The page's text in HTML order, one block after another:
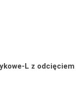
L z odcięciem